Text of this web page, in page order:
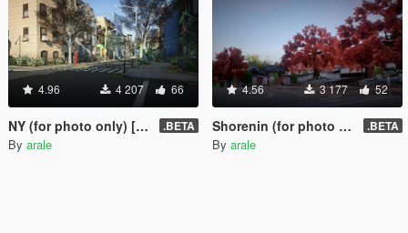
4.96 4 207 66
NY (for photo only) [Add-On SP] .BETA
By arale
4.56 3 177 52
Shorenin (for photo only) [Add-On SP] .BETA
By arale